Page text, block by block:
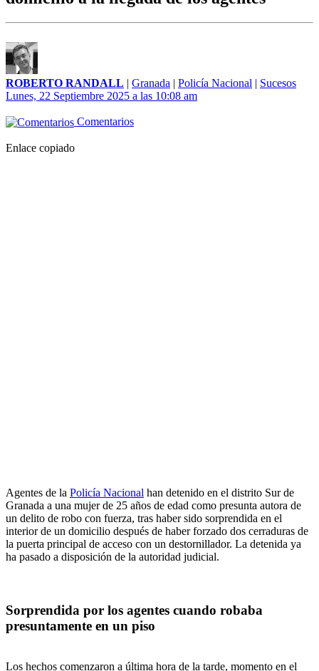
ROBERTO RANDALL | Granada | Policía Nacional | Sucesos
Lunes, 22 Septiembre 2025 a las 10:08 am
Comentarios
Enlace copiado
Agentes de la Policía Nacional han detenido en el distrito Sur de
Granada a una mujer de 25 años de edad como presunta autora de
un delito de robo con fuerza, tras haber sido sorprendida en el
interior de un domicilio después de haber forzado dos cerraduras de
la puerta principal de acceso con un destornillador. La detenida ya
ha pasado a disposición de la autoridad judicial.
Sorprendida por los agentes cuando robaba
presuntamente en un piso
Los hechos comenzaron a última hora de la tarde, momento en el